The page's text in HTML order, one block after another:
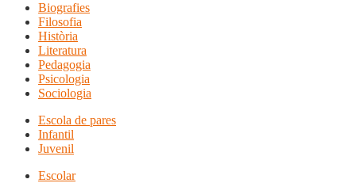
Biografies
Filosofia
Història
Literatura
Pedagogia
Psicologia
Sociologia
Escola de pares
Infantil
Juvenil
Escolar